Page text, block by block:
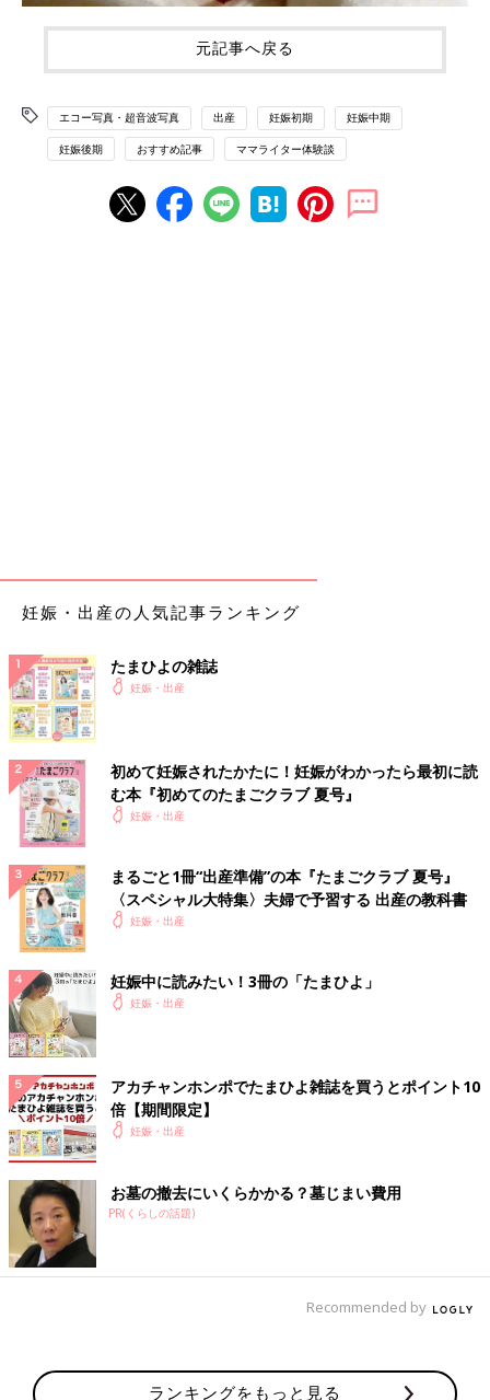
元記事へ戻る
エコー写真・超音波写真 出産 妊娠初期 妊娠中期
妊娠後期 おすすめ記事 ママライター体験談
妊娠・出産の人気記事ランキング
たまひよの雑誌
妊娠・出産
初めて妊娠されたかたに！妊娠がわかったら最初に読
む本『初めてのたまごクラブ 夏号』
妊娠・出産
まるごと1冊“出産準備”の本『たまごクラブ 夏号』
〈スペシャル大特集〉夫婦で予習する 出産の教科書
妊娠・出産
妊娠中に読みたい！3冊の「たまひよ」
妊娠・出産
アカチャンホンポでたまひよ雑誌を買うとポイント10
倍【期間限定】
妊娠・出産
お墓の撤去にいくらかかる？墓じまい費用
PR(くらしの話題)
Recommended by
ランキングをもっと見る